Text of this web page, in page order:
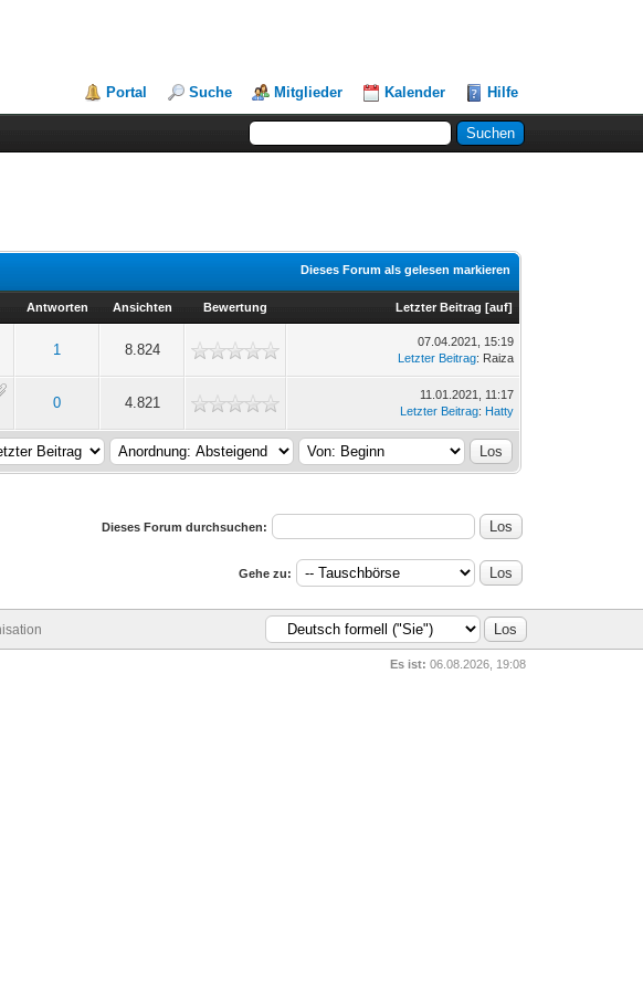
Portal Suche Mitglieder Kalender Hilfe
Dieses Forum als gelesen markieren
Antworten Ansichten Bewertung Letzter Beitrag [auf]
1 8.824
07.04.2021, 15:19
Letzter Beitrag: Raiza
0 4.821
11.01.2021, 11:17
Letzter Beitrag: Hatty
Dieses Forum durchsuchen:
Gehe zu:
Es ist: 06.08.2026, 19:08